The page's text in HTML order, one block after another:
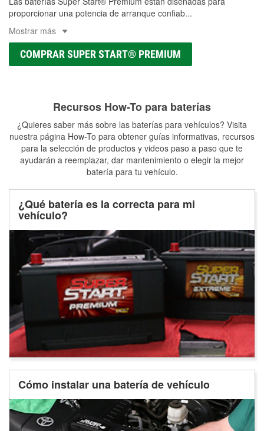
proporcionar una potencia de arranque confiab...
Mostrar más
COMPRAR SUPER START® PREMIUM
Recursos How-To para baterías
¿Quieres saber más sobre las baterías para vehículos? Visita
nuestra página How-To para obtener guías informativas, recursos
para la selección de productos y videos paso a paso que te
ayudarán a reemplazar, dar mantenimiento o elegir la mejor
batería para tu vehículo.
¿Qué batería es la correcta para mi
vehículo?
Cómo instalar una batería de vehículo